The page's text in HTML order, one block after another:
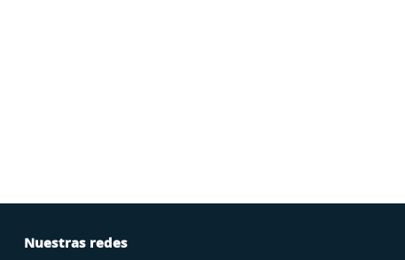
Nuestras redes